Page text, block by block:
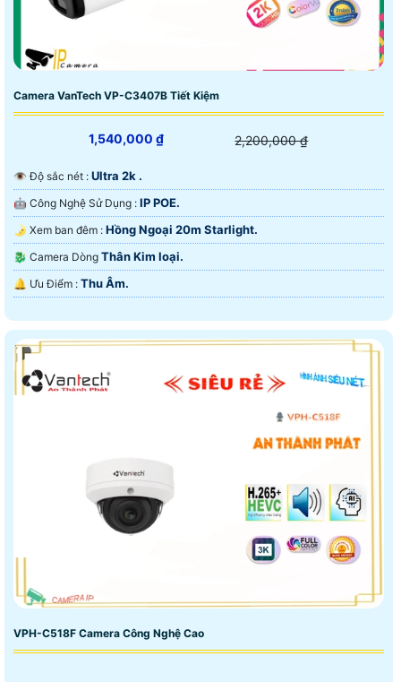
Camera VanTech VP-C3407B Tiết Kiệm
1,540,000 ₫ 2,200,000 ₫
👁 Độ sắc nét : Ultra 2k .
🤖️ Công Nghệ Sử Dụng : IP POE.
🌛 Xem ban đêm : Hồng Ngoại 20m Starlight.
🐉️ Camera Dòng Thân Kim loại.
️🔔 Ưu Điểm : Thu Âm.
VPH-C518F Camera Công Nghệ Cao